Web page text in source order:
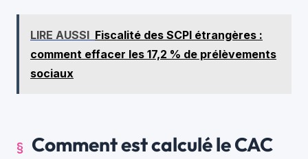
LIRE AUSSI Fiscalité des SCPI étrangères :
comment effacer les 17,2 % de prélèvements
sociaux
Comment est calculé le CAC